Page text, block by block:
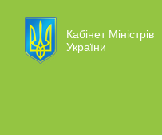
Кабінет Міністрів
України